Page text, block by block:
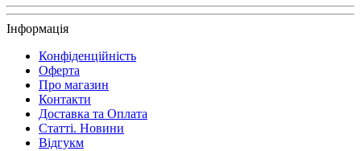
Інформація
Конфіденційність
Оферта
Про магазин
Контакти
Доставка та Оплата
Статті. Новини
Відгукм